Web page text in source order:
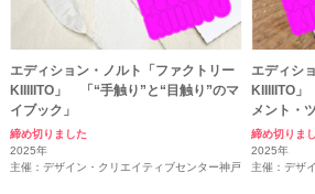
エディション・ノルト「ファクトリー
KIIIIITO」 「“手触り”と“目触り”のマ
イブック」
締め切りました
2025年
主催：デザイン・クリエイティブセンター神戸
エディシ
KIIIIITO
メント・
締め切りま
2025年
主催：デザ